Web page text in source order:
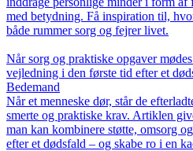
med betydning. Få inspiration til,
både rummer sorg og fejrer livet.
Når sorg og praktiske opgaver
vejledning i den første tid efter et
Bedemand
Når et menneske dør, står de
smerte og praktiske krav. Artiklen
man kan kombinere støtte, omsorg
efter et dødsfald – og skabe ro i en